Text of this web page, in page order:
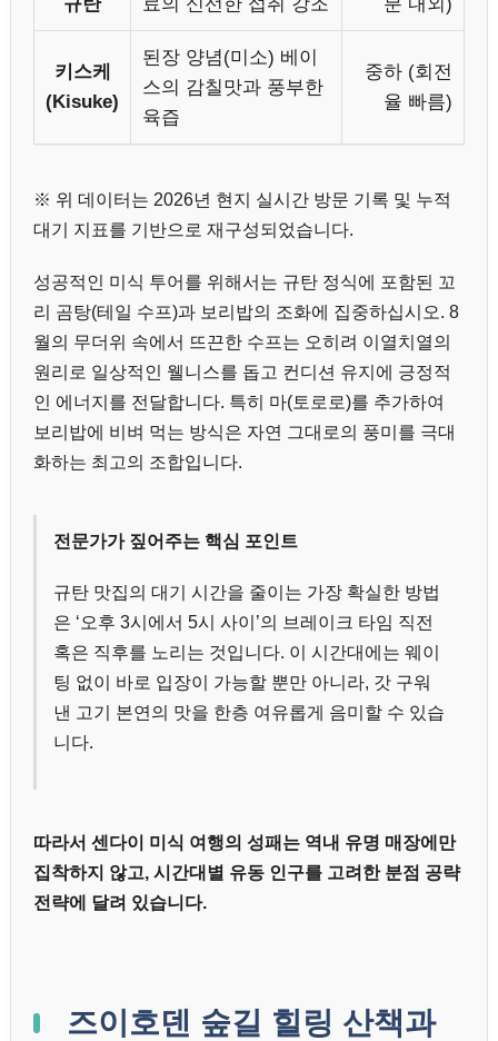
규탄
료의 신선한 섭취 강조
분 내외)
키스케
(Kisuke)
된장 양념(미소) 베이
스의 감칠맛과 풍부한
육즙
중하 (회전
율 빠름)
※ 위 데이터는 2026년 현지 실시간 방문 기록 및 누적
대기 지표를 기반으로 재구성되었습니다.
성공적인 미식 투어를 위해서는 규탄 정식에 포함된 꼬
리 곰탕(테일 수프)과 보리밥의 조화에 집중하십시오. 8
월의 무더위 속에서 뜨끈한 수프는 오히려 이열치열의
원리로 일상적인 웰니스를 돕고 컨디션 유지에 긍정적
인 에너지를 전달합니다. 특히 마(토로로)를 추가하여
보리밥에 비벼 먹는 방식은 자연 그대로의 풍미를 극대
화하는 최고의 조합입니다.
전문가가 짚어주는 핵심 포인트
규탄 맛집의 대기 시간을 줄이는 가장 확실한 방법
은 ‘오후 3시에서 5시 사이’의 브레이크 타임 직전
혹은 직후를 노리는 것입니다. 이 시간대에는 웨이
팅 없이 바로 입장이 가능할 뿐만 아니라, 갓 구워
낸 고기 본연의 맛을 한층 여유롭게 음미할 수 있습
니다.
따라서 센다이 미식 여행의 성패는 역내 유명 매장에만
집착하지 않고, 시간대별 유동 인구를 고려한 분점 공략
전략에 달려 있습니다.
즈이호덴 숲길 힐링 산책과